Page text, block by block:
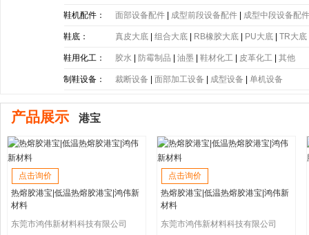
带|塑胶片|其他
鞋机配件： 面部设备配件 成型前段设备配件 成型中段设备配
鞋底： 真皮大底 |组合大底 RB橡胶大底 PU大底 |TR大底
底|PE大底|PP大底| SBR大底| PC大底| 软木大底
鞋用化工： 胶水 防霉制品 |油墨 |鞋材化工 皮革化工 |其他
制鞋设备： 裁断设备 |面部加工设备 成型设备 |单机设备
产品展示 港宝
点击询价
热熔胶港宝|低温热熔胶港宝|鸿伟新
材料
东莞市鸿伟新材料科技有限公司
点击询价
热熔胶港宝|低温热熔胶港宝|鸿伟新
材料
东莞市鸿伟新材料科技有限公司